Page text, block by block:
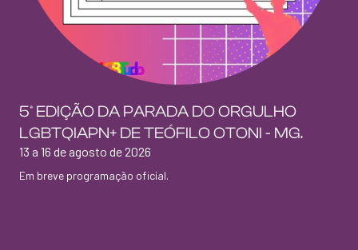
5ª EDIÇÃO DA PARADA DO ORGULHO
LGBTQIAPN+ DE TEÓFILO OTONI - MG.
13 a 16 de agosto de 2026
Em breve programação oficial.